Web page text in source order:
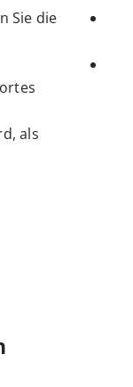
Sie die
als